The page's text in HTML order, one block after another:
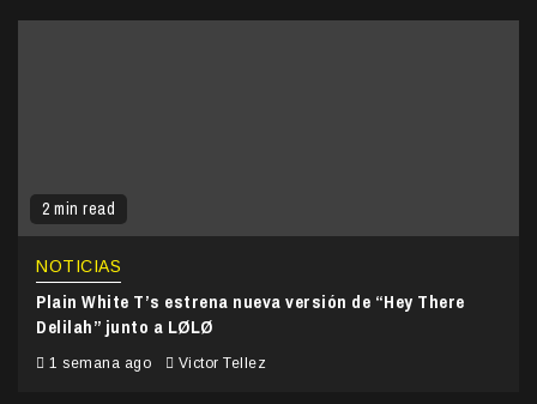
2 min read
NOTICIAS
Plain White T’s estrena nueva versión de “Hey There
Delilah” junto a LØLØ
1 semana ago Victor Tellez